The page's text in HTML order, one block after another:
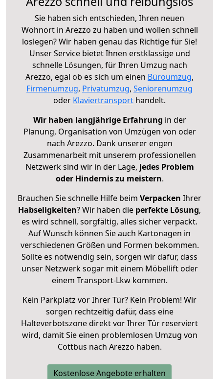
Sie haben sich entschieden, Ihren neuen
Wohnort in Arezzo zu haben und wollen schnell
loslegen? Wir haben genau das Richtige für Sie!
Unser Service bietet Ihnen erstklassige und
schnelle Lösungen, für Ihren Umzug nach
Arezzo, egal ob es sich um einen Büroumzug,
Firmenumzug, Privatumzug, Seniorenumzug
oder Klaviertransport handelt.
Wir haben langjährige Erfahrung in der
Planung, Organisation von Umzügen von oder
nach Arezzo. Dank unserer engen
Zusammenarbeit mit unserem professionellen
Netzwerk sind wir in der Lage, jedes Problem
oder Hindernis zu meistern.
Brauchen Sie schnelle Hilfe beim Verpacken Ihrer
Habseligkeiten? Wir haben die perfekte Lösung,
es wird schnell, sorgfältig, alles sicher verpackt.
Auf Wunsch können Sie auch Kartonagen in
verschiedenen Größen und Formen bekommen.
Sollte es notwendig sein, sorgen wir dafür, dass
unser Netzwerk sogar mit einem Möbellift oder
einem Transport-Lkw kommen.
Kein Parkplatz vor Ihrer Tür? Kein Problem! Wir
sorgen rechtzeitig dafür, dass eine
Halteverbotszone direkt vor Ihrer Tür reserviert
wird, damit Sie einen problemlosen Umzug von
Cottbus nach Arezzo haben.
Kostenlose Angebote erhalten